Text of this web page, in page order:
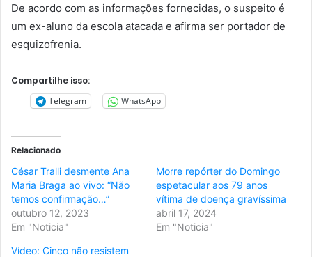
De acordo com as informações fornecidas, o suspeito é
um ex-aluno da escola atacada e afirma ser portador de
esquizofrenia.
Compartilhe isso:
Telegram
WhatsApp
Relacionado
César Tralli desmente Ana
Maria Braga ao vivo: “Não
temos confirmação…”
outubro 12, 2023
Em "Noticia"
Morre repórter do Domingo
espetacular aos 79 anos
vítima de doença gravíssima
abril 17, 2024
Em "Noticia"
Vídeo: Cinco não resistem